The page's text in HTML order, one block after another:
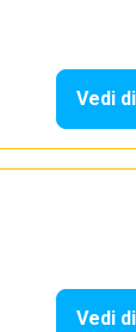
Vedi
Vedi